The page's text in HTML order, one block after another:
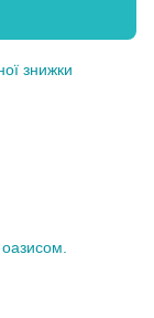
знижки